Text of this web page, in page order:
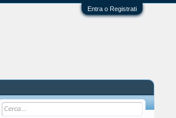
Entra o Registrati